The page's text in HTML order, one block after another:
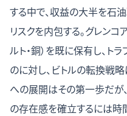
する中で、収益の大半を石
リスクを内包する。グレン
ルト・銅）を既に保有し、ト
のに対し、ビトルの転換戦
への展開はその第一歩だが
の存在感を確立するには時